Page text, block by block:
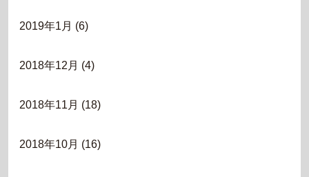
2019年1月 (6)
2018年12月 (4)
2018年11月 (18)
2018年10月 (16)